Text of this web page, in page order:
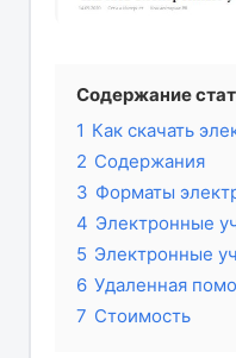
Содержание
1 Как скачать
2 Содержания
3 Форматы
4 Электронные
5 Электронные
6 Удаленная
7 Стоимость